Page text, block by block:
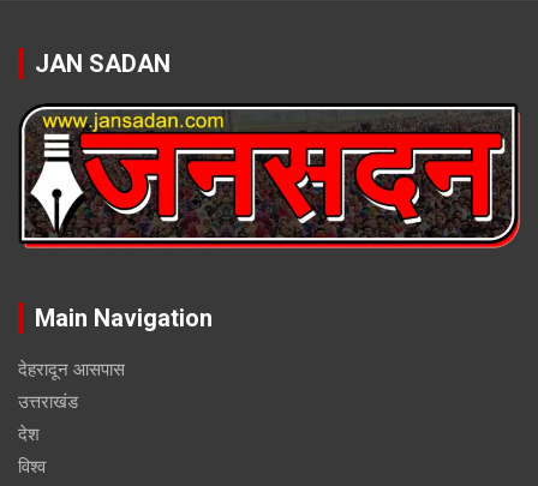
JAN SADAN
Main Navigation
देहरादून आसपास
उत्तराखंड
देश
विश्व